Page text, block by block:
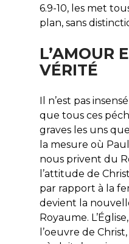
6.9-10, les met
plan, sans
L’AMOUR
VÉRITÉ
Il n’est pas
que tous ces
graves les uns
la mesure où
nous privent du
l’attitude de
par rapport à la
devient la
Royaume.
l’oeuvre de